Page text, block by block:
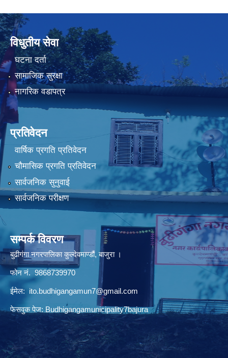
विधुतीय सेवा
घटना दर्ता
सामाजिक सुरक्षा
नागरिक वडापत्र
प्रतिवेदन
वार्षिक प्रगति प्रतिवेदन
चौमासिक प्रगति प्रतिवेदन
सार्वजनिक सुनुवाई
सार्वजनिक परीक्षण
सम्पर्क विवरण
बुढीगंगा नगरपालिका कुल्देवमाण्डौं, बाजुरा ।
फोन नं. 9868739970
ईमेल: ito.budhigangamun7@gmail.com
फेसवुक पेज: Budhigangamunicipality7bajura